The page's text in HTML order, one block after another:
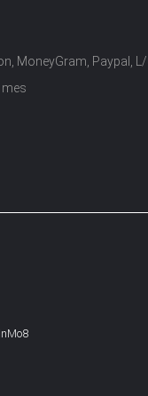
MoneyGram, Paypal, L/